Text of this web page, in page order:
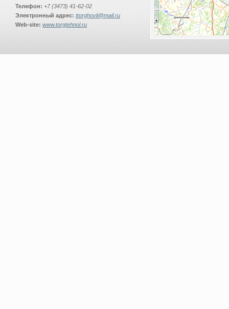
Телефон: +7 (3473) 41-62-02
Электронный адрес: ttorghovli@mail.ru
Web-site: www.torgtehnol.ru